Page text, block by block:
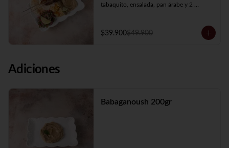
tabaquito, ensalada, pan árabe y 2
$39.900$49.900
Adiciones
Babaganoush 200gr